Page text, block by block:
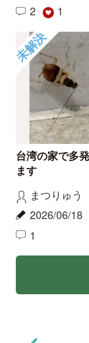
写真にとる
yossi23
2026/08/09
0
その他（昆虫）